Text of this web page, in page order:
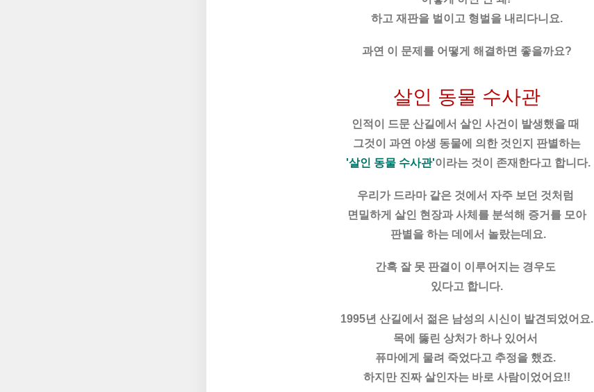
하고 재판을 벌이고 형벌을 내리다니요.
과연 이 문제를 어떻게 해결하면 좋을까요?
살인 동물 수사관
인적이 드문 산길에서 살인 사건이 발생했을 때
그것이 과연 야생 동물에 의한 것인지 판별하는
'살인 동물 수사관'이라는 것이 존재한다고 합니다.
우리가 드라마 같은 것에서 자주 보던 것처럼
면밀하게 살인 현장과 사체를 분석해 증거를 모아
판별을 하는 데에서 놀랐는데요.
간혹 잘 못 판결이 이루어지는 경우도
있다고 합니다.
1995년 산길에서 젊은 남성의 시신이 발견되었어요.
목에 뚫린 상처가 하나 있어서
퓨마에게 물려 죽었다고 추정을 했죠.
하지만 진짜 살인자는 바로 사람이었어요!!